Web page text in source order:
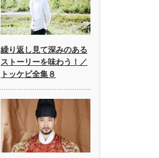
繰り返し見て深みのある
ストーリーを味わう！／
トッケビ全集８